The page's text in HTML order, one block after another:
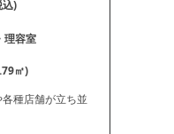
込)
理容室
㎡)
種店舗が立ち並